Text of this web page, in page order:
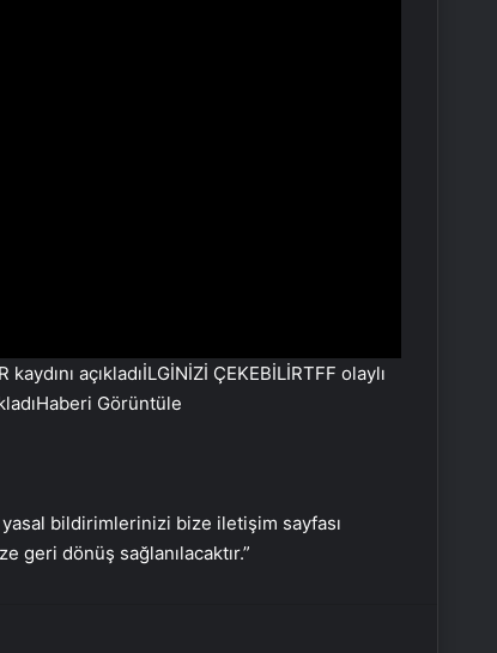
İLGİNİZİ ÇEKEBİLİRTFF olaylı
Haberi Görüntüle
bildirimlerinizi bize iletişim sayfası
geri dönüş sağlanılacaktır.”
Reklam Ajansı, SEO Ajansı ve Web
Tasarım Ajansı